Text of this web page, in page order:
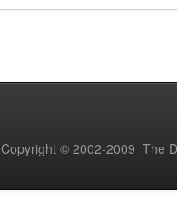
Copyright © 2002-2009 The